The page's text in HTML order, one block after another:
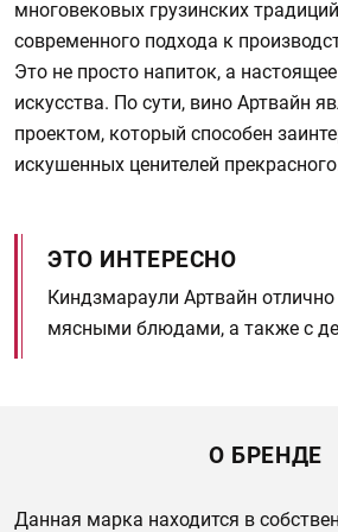
многовековых грузинских
современного подхода к
Это не просто напиток, а
искусства. По сути, вино Артвайн
проектом, который способен
искушенных ценителей
ЭТО ИНТЕРЕСНО
Киндзмараули Артвайн отлично
мясными блюдами, а также с
О БРЕНДЕ
Данная марка находится в